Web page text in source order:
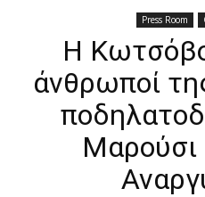
Press Room
Η
άνθρωποί
Μαρούσι